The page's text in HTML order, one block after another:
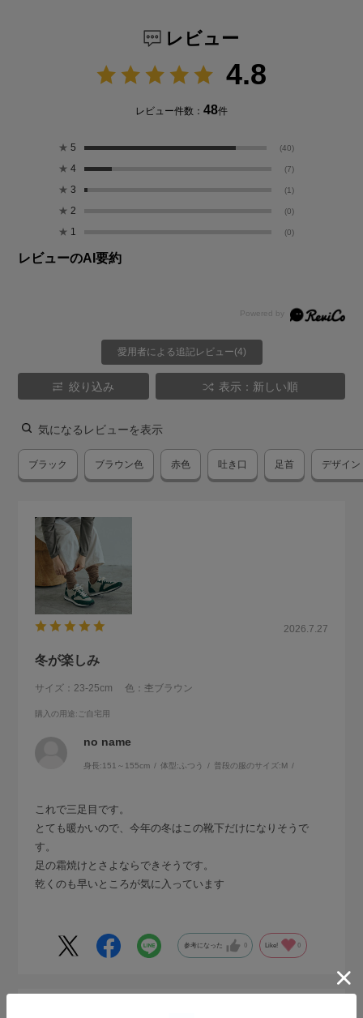
レビュー
4.8
レビュー件数： 48件
★ 5 (40)
★ 4 (7)
★ 3 (1)
★ 2 (0)
★ 1 (0)
レビューのAI要約
愛用者による追記レビュー(4)
絞り込み 表示：新しい順
気になるレビューを表示
ブラック ブラウン色 赤色 吐き口 足首 デザイン
2026.7.27
冬が楽しみ
サイズ：23-25cm 色：杢ブラウン
購入の用途:ご自宅用
no name
身長:151～155cm 体型:ふつう 普段の服のサイズ:M
これで三足目です。
とても暖かいので、今年の冬はこの靴下だけになりそうで
す。
足の霜焼けとさよならできそうです。
乾くのも早いところが気に入っています
参考になった 0 Like! 0